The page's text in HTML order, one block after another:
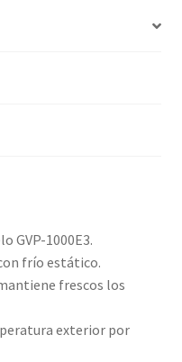
GVP-1000E3.
frío estático.
frescos los
exterior por